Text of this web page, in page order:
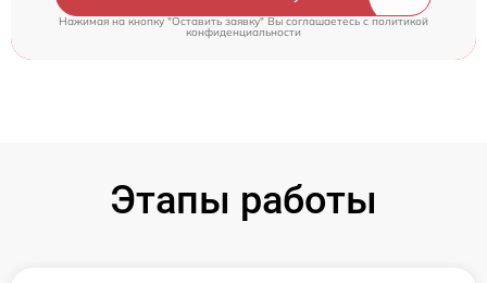
Нажимая на кнопку "Оставить заявку" Вы соглашаетесь cполитикой
конфиденциальности
Этапы работы